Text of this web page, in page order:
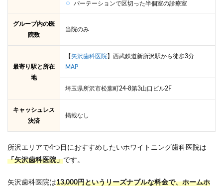
パーテーションで区切った半個室の診療室
グループ内の医
院数
当院のみ
最寄り駅と所在
地
【矢沢歯科医院】西武鉄道新所沢駅から徒歩3分
MAP
埼玉県所沢市松葉町24-8第3山口ビル2F
キャッシュレス
決済
掲載なし
所沢エリアで4つ目におすすめしたいホワイトニング歯科医院は
「矢沢歯科医院」です。
矢沢歯科医院は13,000円というリーズナブルな料金で、ホームホ